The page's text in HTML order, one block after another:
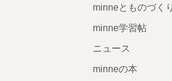
minneとものづく
minne学習帖
ニュース
minneの本